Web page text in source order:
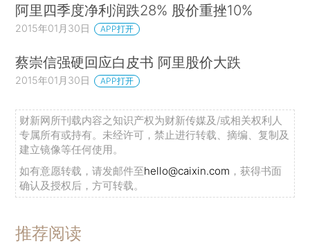
阿里四季度净利润跌28% 股价重挫10%
2015年01月30日 APP打开
蔡崇信强硬回应白皮书 阿里股价大跌
2015年01月30日 APP打开
财新网所刊载内容之知识产权为财新传媒及/或相关权利人
专属所有或持有。未经许可，禁止进行转载、摘编、复制及
建立镜像等任何使用。
如有意愿转载，请发邮件至hello@caixin.com ，获得书面
确认及授权后，方可转载。
推荐阅读